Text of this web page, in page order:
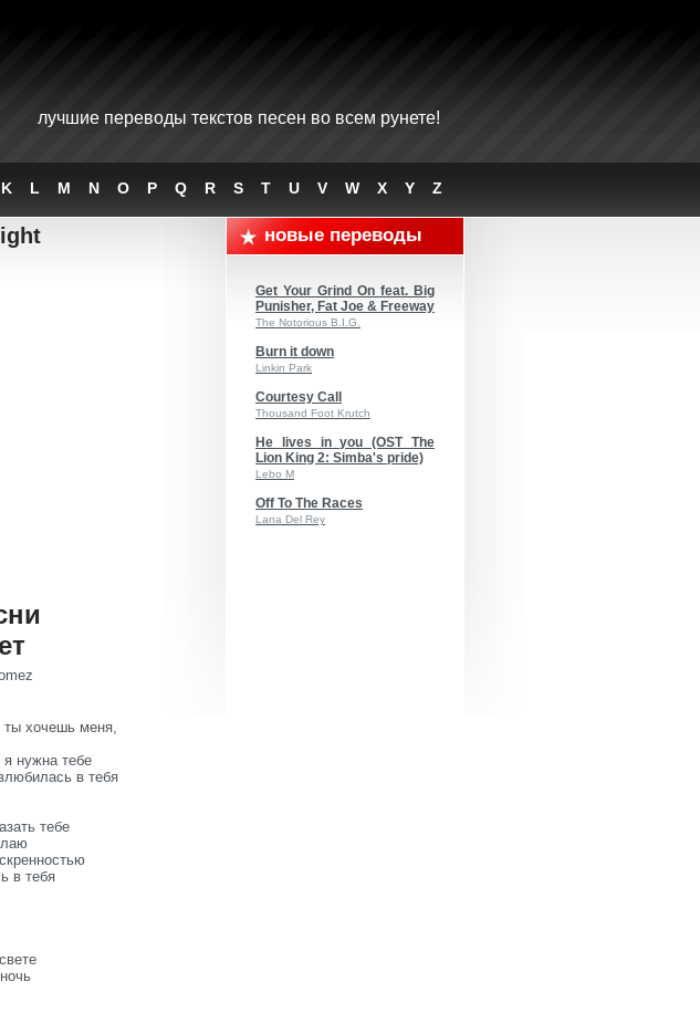
лучшие переводы текстов песен во всем рунете!
K L M N O P Q R S T U V W X Y Z
хочешь меня,
нужна тебе
в тебя
тебе
в тебя
новые переводы
Get Your Grind On feat. Big
Punisher, Fat Joe & Freeway
The Notorious B.I.G.
Burn it down
Linkin Park
Courtesy Call
Thousand Foot Krutch
He lives in you (OST The
Lion King 2: Simba's pride)
Lebo M
Off To The Races
Lana Del Rey